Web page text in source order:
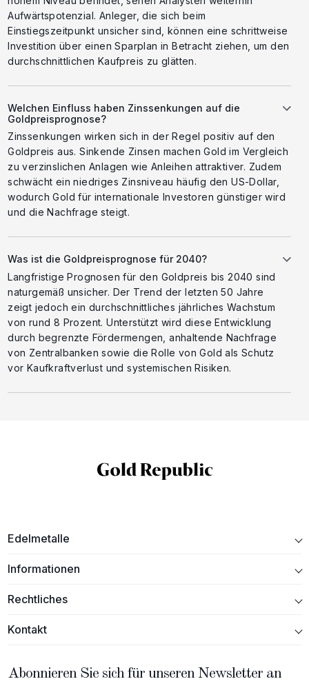
Aufwärtspotenzial. Anleger, die sich beim
Einstiegszeitpunkt unsicher sind, können eine schrittweise
Investition über einen Sparplan in Betracht ziehen, um den
durchschnittlichen Kaufpreis zu glätten.
Welchen Einfluss haben Zinssenkungen auf die
Goldpreisprognose?
Zinssenkungen wirken sich in der Regel positiv auf den
Goldpreis aus. Sinkende Zinsen machen Gold im Vergleich
zu verzinslichen Anlagen wie Anleihen attraktiver. Zudem
schwächt ein niedriges Zinsniveau häufig den US-Dollar,
wodurch Gold für internationale Investoren günstiger wird
und die Nachfrage steigt.
Was ist die Goldpreisprognose für 2040?
Langfristige Prognosen für den Goldpreis bis 2040 sind
naturgemäß unsicher. Der Trend der letzten 50 Jahre
zeigt jedoch ein durchschnittliches jährliches Wachstum
von rund 8 Prozent. Unterstützt wird diese Entwicklung
durch begrenzte Fördermengen, anhaltende Nachfrage
von Zentralbanken sowie die Rolle von Gold als Schutz
vor Kaufkraftverlust und systemischen Risiken.
Edelmetalle
Informationen
Rechtliches
Kontakt
Abonnieren Sie sich für unseren Newsletter an